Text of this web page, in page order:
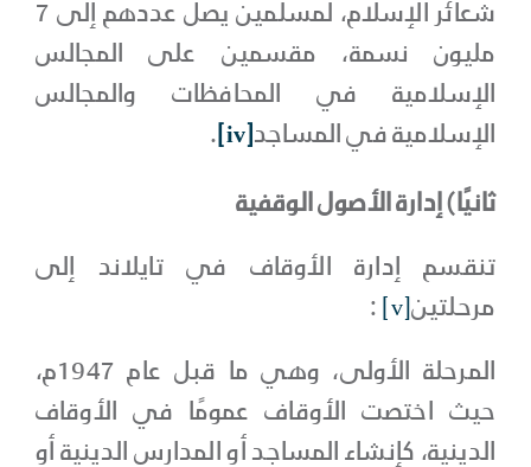
شعائر الإسلام، لمسلمين يصل عددهم إلى 7
مليون نسمة، مقسمين على المجالس
الإسلامية في المحافظات والمجالس
الإسلامية في المساجد [iv]
.
ثانيًا) إدارة الأصول الوقفية
تنقسم إدارة الأوقاف في تايلاند إلى
مرحلتين [v]
:
المرحلة الأولى، وهي ما قبل عام 1947م،
حيث اختصت الأوقاف عمومًا في الأوقاف
الدينية، كإنشاء المساجد أو المدارس الدينية أو